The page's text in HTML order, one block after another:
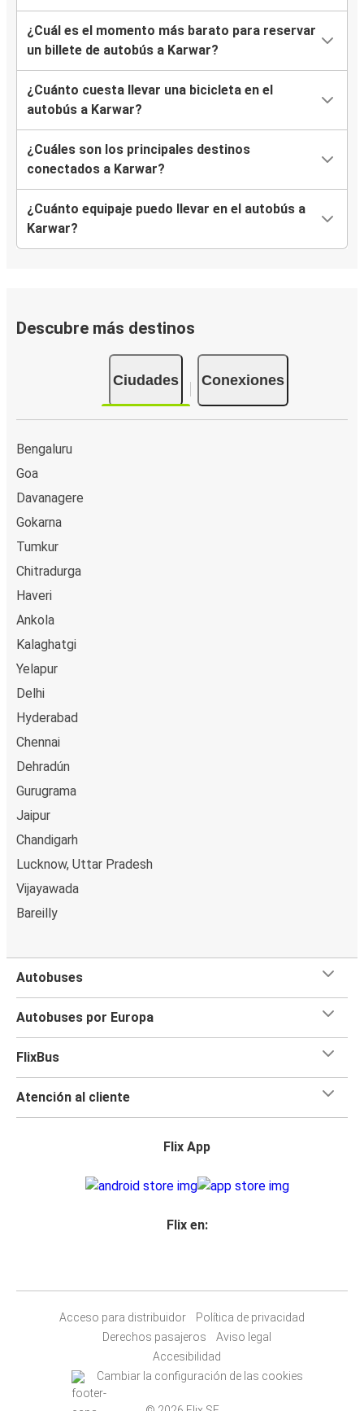
¿Cuál es el momento más barato para reservar
un billete de autobús a Karwar?
¿Cuánto cuesta llevar una bicicleta en el
autobús a Karwar?
¿Cuáles son los principales destinos
conectados a Karwar?
¿Cuánto equipaje puedo llevar en el autobús a
Karwar?
Descubre más destinos
Ciudades Conexiones
Bengaluru
Goa
Davanagere
Gokarna
Tumkur
Chitradurga
Haveri
Ankola
Kalaghatgi
Yelapur
Delhi
Hyderabad
Chennai
Dehradún
Gurugrama
Jaipur
Chandigarh
Lucknow, Uttar Pradesh
Vijayawada
Bareilly
Autobuses
Autobuses por Europa
FlixBus
Atención al cliente
Flix App
Flix en:
Acceso para distribuidor
Política de privacidad
Derechos pasajeros
Aviso legal
Accesibilidad
Cambiar la configuración de las cookies